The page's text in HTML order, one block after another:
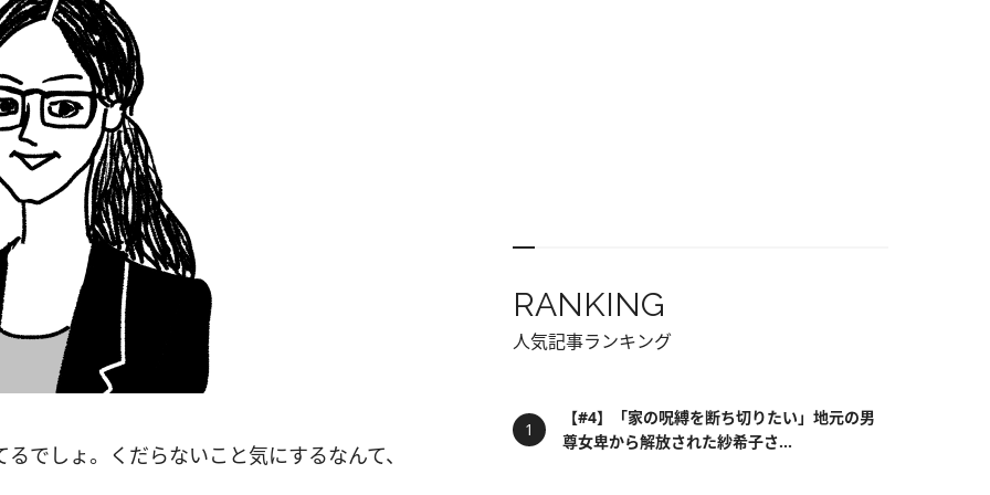
でしょ。くだらないこと気にするなんて、
RANKING
人気記事ランキング
【#4】「家の呪縛を断ち切りたい」地元の男
尊女卑から解放された紗希子さ...